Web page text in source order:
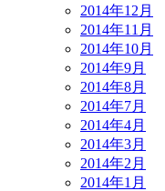
2014年12月
2014年11月
2014年10月
2014年9月
2014年8月
2014年7月
2014年4月
2014年3月
2014年2月
2014年1月